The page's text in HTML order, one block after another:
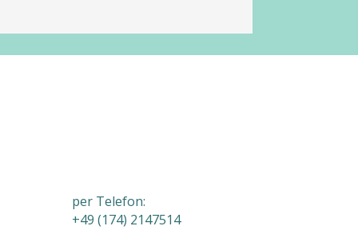
per Telefon:
+49 (174) 2147514